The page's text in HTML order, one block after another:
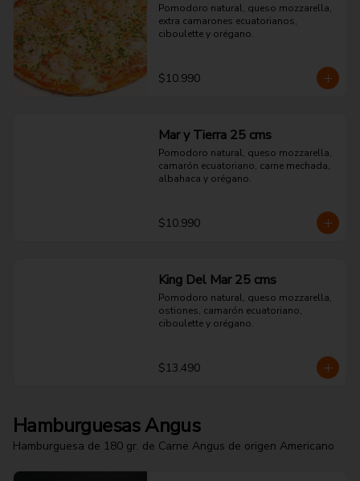
Pomodoro natural, queso mozzarella,
extra camarones ecuatorianos,
ciboulette y orégano.
$10.990
Mar y Tierra 25 cms
Pomodoro natural, queso mozzarella,
camarón ecuatoriano, carne mechada,
albahaca y orégano.
$10.990
King Del Mar 25 cms
Pomodoro natural, queso mozzarella,
ostiones, camarón ecuatoriano,
ciboulette y orégano.
$13.490
Hamburguesas Angus
Hamburguesa de 180 gr. de Carne Angus de origen Americano